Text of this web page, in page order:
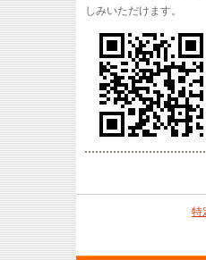
しみいただけます。
特